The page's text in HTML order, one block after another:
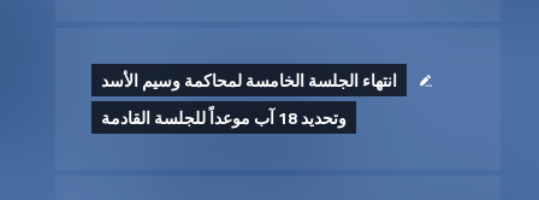
انتهاء الجلسة الخامسة لمحاكمة وسيم الأسد
وتحديد 18 آب موعداً للجلسة القادمة